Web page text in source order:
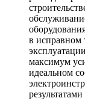
в исправном
максимум
идеальном